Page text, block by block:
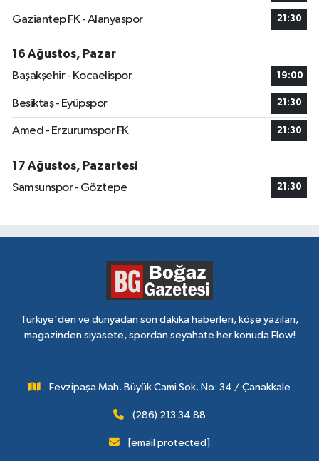
Gaziantep FK - Alanyaspor 21:30
16 Ağustos, Pazar
Başakşehir - Kocaelispor
19:00
Beşiktaş - Eyüpspor 21:30
Amed - Erzurumspor FK 21:30
17 Ağustos, Pazartesi
Samsunspor - Göztepe
21:30
Türkiye'den ve dünyadan son dakika haberleri, köşe yazıları,
magazinden siyasete, spordan seyahate her konuda Flow!
Fevzipaşa Mah. Büyük Cami Sok. No: 34 / Çanakkale
(286) 213 34 88
[email protected]